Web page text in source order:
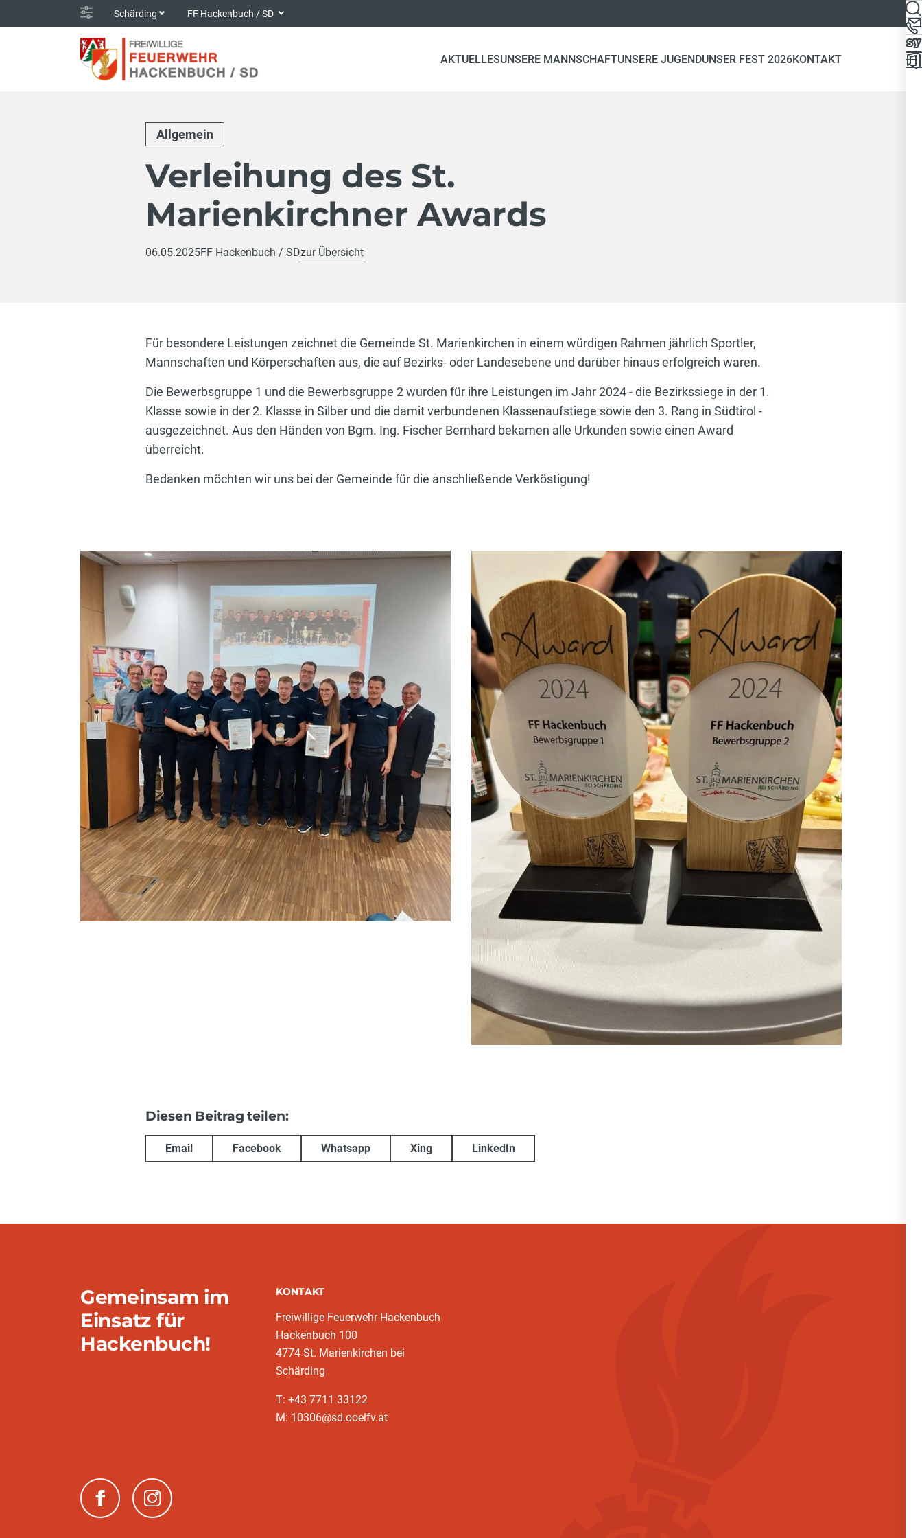
Schärding FF Hackenbuch / SD
AKTUELLESUNSERE MANNSCHAFTUNSERE JUGENDUNSER FEST 2026KONTAKT
Allgemein
Verleihung des St.
Marienkirchner Awards
06.05.2025FF Hackenbuch / SDzur Übersicht
Für besondere Leistungen zeichnet die Gemeinde St. Marienkirchen in einem würdigen Rahmen jährlich Sportler,
Mannschaften und Körperschaften aus, die auf Bezirks- oder Landesebene und darüber hinaus erfolgreich waren.
Die Bewerbsgruppe 1 und die Bewerbsgruppe 2 wurden für ihre Leistungen im Jahr 2024 - die Bezirkssiege in der 1.
Klasse sowie in der 2. Klasse in Silber und die damit verbundenen Klassenaufstiege sowie den 3. Rang in Südtirol -
ausgezeichnet. Aus den Händen von Bgm. Ing. Fischer Bernhard bekamen alle Urkunden sowie einen Award
überreicht.
Bedanken möchten wir uns bei der Gemeinde für die anschließende Verköstigung!
Diesen Beitrag teilen:
Email Facebook Whatsapp Xing LinkedIn
Gemeinsam im
Einsatz für
Hackenbuch!
KONTAKT
Freiwillige Feuerwehr Hackenbuch
Hackenbuch 100
4774 St. Marienkirchen bei
Schärding
T: +43 7711 33122
M: 10306@sd.ooelfv.at
(neues Fenster)(neues Fenster)